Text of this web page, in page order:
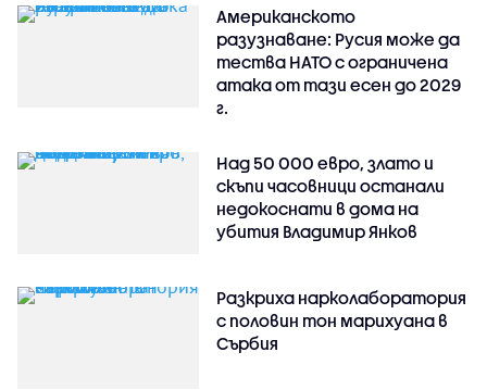
Американското
разузнаване: Русия може да
тества НАТО с ограничена
атака от тази есен до 2029
г.
Над 50 000 евро, злато и
скъпи часовници останали
недокоснати в дома на
убития Владимир Янков
Разкриха нарколаборатория
с половин тон марихуана в
Сърбия